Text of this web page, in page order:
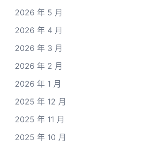
2026 年 5 月
2026 年 4 月
2026 年 3 月
2026 年 2 月
2026 年 1 月
2025 年 12 月
2025 年 11 月
2025 年 10 月